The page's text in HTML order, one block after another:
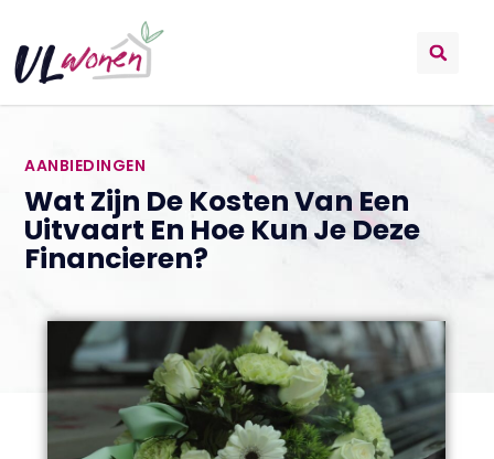
AANBIEDINGEN
Wat Zijn De Kosten Van Een
Uitvaart En Hoe Kun Je Deze
Financieren?